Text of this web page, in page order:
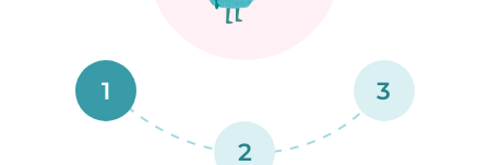
1
2
3